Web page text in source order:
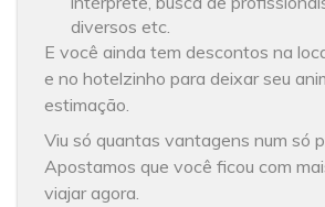
diversos etc.
E você ainda tem descontos na
e no hotelzinho para deixar seu
estimação.
Viu só quantas vantagens num só
Apostamos que você ficou com
viajar agora.